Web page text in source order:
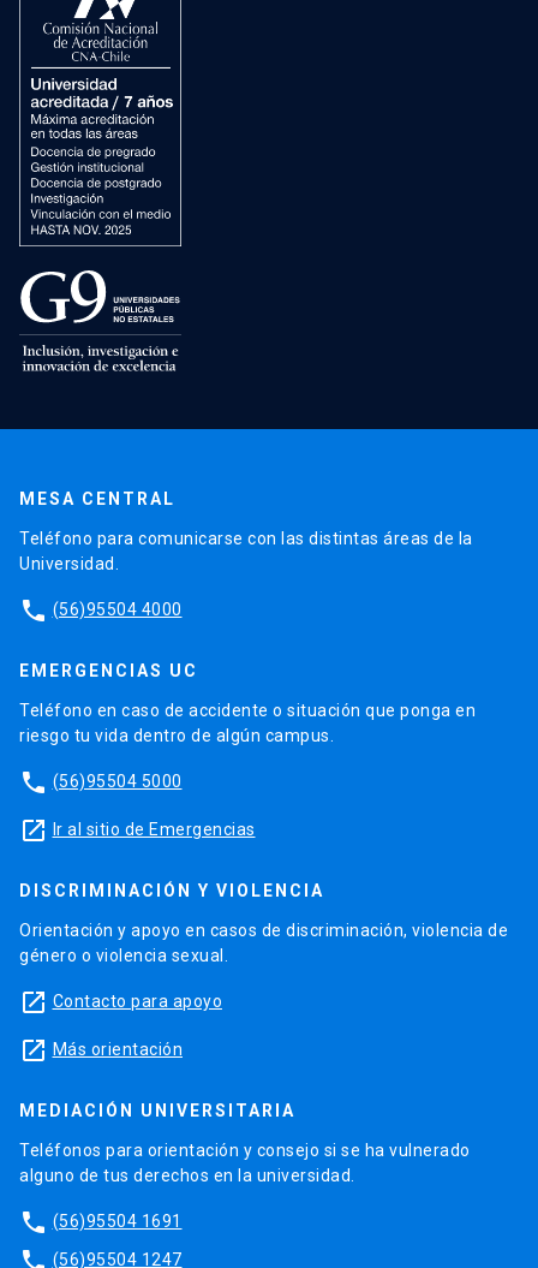
MESA CENTRAL
Teléfono para comunicarse con las distintas áreas de la
Universidad.
phone (56)95504 4000
EMERGENCIAS UC
Teléfono en caso de accidente o situación que ponga en
riesgo tu vida dentro de algún campus.
phone (56)95504 5000
launch Ir al sitio de Emergencias
DISCRIMINACIÓN Y VIOLENCIA
Orientación y apoyo en casos de discriminación, violencia de
género o violencia sexual.
launch Contacto para apoyo
launch Más orientación
MEDIACIÓN UNIVERSITARIA
Teléfonos para orientación y consejo si se ha vulnerado
alguno de tus derechos en la universidad.
phone (56)95504 1691
phone (56)95504 1247